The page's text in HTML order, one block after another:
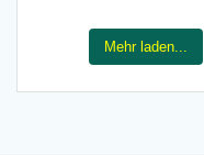
Mehr laden...